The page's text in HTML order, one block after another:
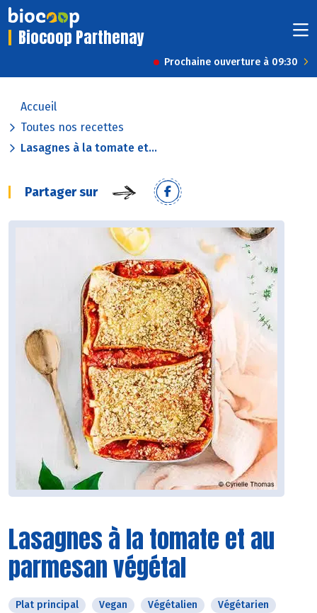
Biocoop Parthenay
Prochaine ouverture à 09:30
Accueil
Toutes nos recettes
Lasagnes à la tomate et...
Partager sur
Lasagnes à la tomate et au
parmesan végétal
Plat principal Vegan Végétalien
Végétarien